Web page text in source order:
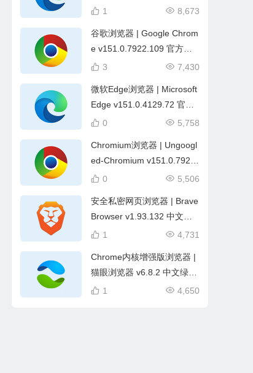
绿色版 by Cento8
8,673
1
谷歌浏览器 | Google Chrom
e v151.0.7922.109 官方正
式版
7,430
3
微软Edge浏览器 | Microsoft
Edge v151.0.4129.72 官方
正式版
5,758
0
Chromium浏览器 | Ungoogl
ed-Chromium v151.0.7922.
71-1.1 中文绿色版
5,506
0
安全私密网页浏览器 | Brave
Browser v1.93.132 中文绿
色版
4,731
1
Chrome内核增强版浏览器 |
猫眼浏览器 v6.8.2 中文绿色
便携版
4,650
1